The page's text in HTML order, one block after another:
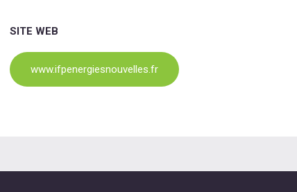
SITE WEB
www.ifpenergiesnouvelles.fr